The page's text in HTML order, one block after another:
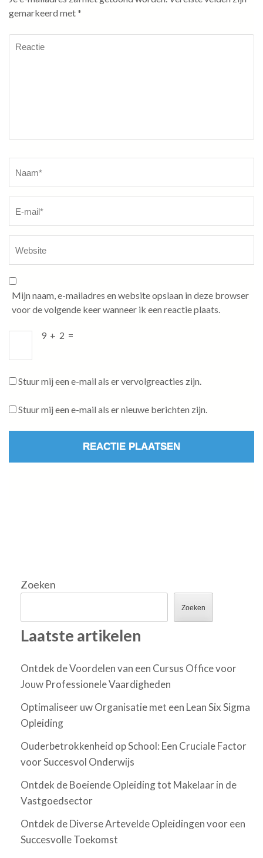
gemarkeerd met*
Mijn naam, e-mailadres en website opslaan in deze browser
voor de volgende keer wanneer ik een reactie plaats.
9 + 2 =
Stuur mij een e-mail als er vervolgreacties zijn.
Stuur mij een e-mail als er nieuwe berichten zijn.
Zoeken
Zoeken
Laatste artikelen
Ontdek de Voordelen van een Cursus Office voor
Jouw Professionele Vaardigheden
Optimaliseer uw Organisatie met een Lean Six Sigma
Opleiding
Ouderbetrokkenheid op School: Een Cruciale Factor
voor Succesvol Onderwijs
Ontdek de Boeiende Opleiding tot Makelaar in de
Vastgoedsector
Ontdek de Diverse Artevelde Opleidingen voor een
Succesvolle Toekomst